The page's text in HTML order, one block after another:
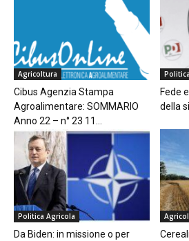
Agricoltura
Cibus Agenzia Stampa
Agroalimentare: SOMMARIO
Anno 22 – n° 23 11...
Fede
della
Politica Agricola
Da Biden: in missione o per